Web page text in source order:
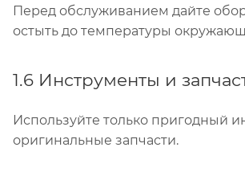
Перед обслуживанием дайте
остыть до температуры
1.6 Инструменты и
Используйте только пригодный
оригинальные запчасти.